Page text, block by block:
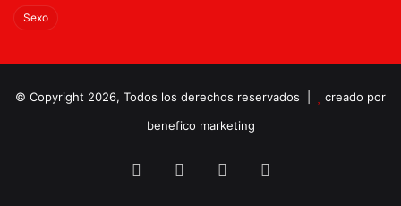
Sexo
© Copyright 2026, Todos los derechos reservados |
creado por
benefico marketing
FacebookTwitter YouTube